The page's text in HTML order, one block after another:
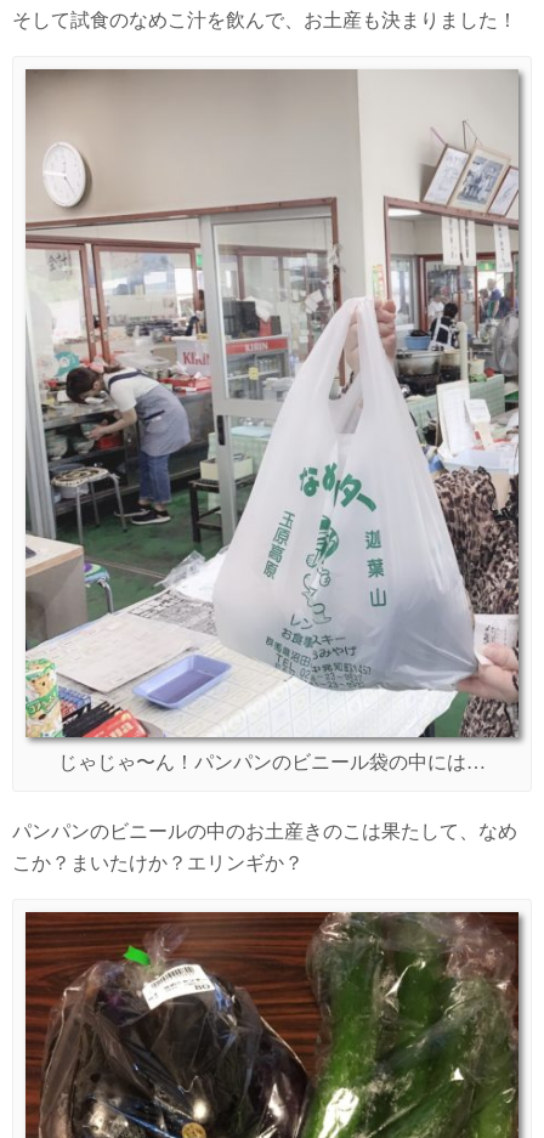
そして試食のなめこ汁を飲んで、お土産も決まりました！
じゃじゃ〜ん！パンパンのビニール袋の中には…
パンパンのビニールの中のお土産きのこは果たして、なめ
こか？まいたけか？エリンギか？